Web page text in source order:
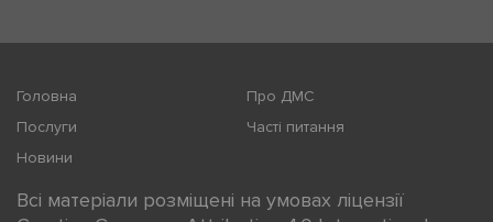
Головна
Про ДМС
Послуги
Часті питання
Новини
Всі матеріали розміщені на умовах ліцензії